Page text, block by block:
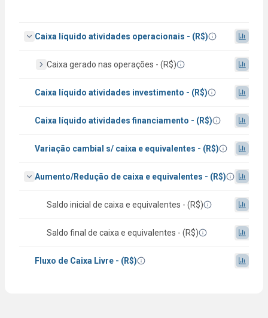
Caixa líquido atividades operacionais - (R$)
Caixa gerado nas operações - (R$)
Caixa líquido atividades investimento - (R$)
Caixa líquido atividades financiamento - (R$)
Variação cambial s/ caixa e equivalentes - (R$)
Aumento/Redução de caixa e equivalentes - (R$)
Saldo inicial de caixa e equivalentes - (R$)
Saldo final de caixa e equivalentes - (R$)
Fluxo de Caixa Livre - (R$)